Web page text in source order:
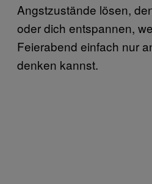
Angstzustände lösen,
oder dich entspannen,
Feierabend einfach nur
denken kannst.